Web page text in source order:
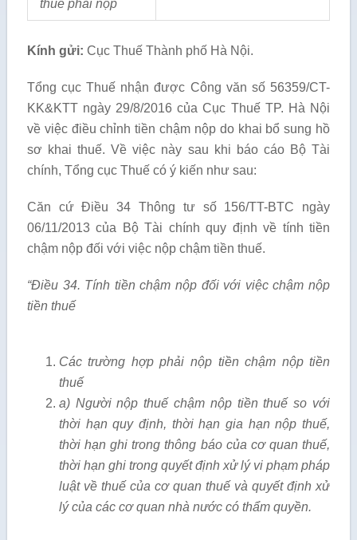
thuế phải nộp
Kính gửi: Cục Thuế Thành phố Hà Nội.
Tổng cục Thuế nhận được Công văn số 56359/CT-
KK&KTT ngày 29/8/2016 của Cục Thuế TP. Hà Nội
về việc điều chỉnh tiền chậm nộp do khai bổ sung hồ
sơ khai thuế. Về việc này sau khi báo cáo Bộ Tài
chính, Tổng cục Thuế có ý kiến như sau:
Căn cứ Điều 34 Thông tư số 156/TT-BTC ngày
06/11/2013 của Bộ Tài chính quy định về tính tiền
chậm nộp đối với việc nộp chậm tiền thuế.
“Điều 34. Tính tiền chậm nộp đối với việc chậm nộp
tiền thuế
Các trường hợp phải nộp tiền chậm nộp tiền
thuế
a) Người nộp thuế chậm nộp tiền thuế so với
thời hạn quy định, thời hạn gia hạn nộp thuế,
thời hạn ghi trong thông báo của cơ quan thuế,
thời hạn ghi trong quyết định xử lý vi phạm pháp
luật về thuế của cơ quan thuế và quyết định xử
lý của các cơ quan nhà nước có thẩm quyền.